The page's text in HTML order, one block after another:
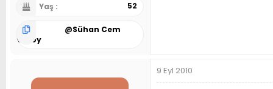
Yaş 52
@Sühan Cem
Uçsoy
9 Eyl 2010